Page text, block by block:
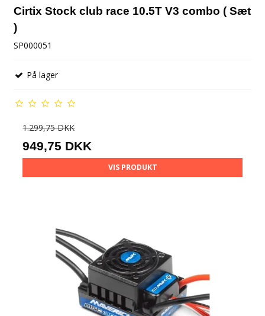
Cirtix Stock club race 10.5T V3 combo ( Sæt
)
SP000051
På lager
1.299,75 DKK
949,75 DKK
VIS PRODUKT